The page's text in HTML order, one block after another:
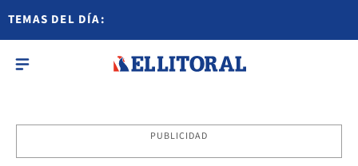
TEMAS DEL DÍA:
PUBLICIDAD